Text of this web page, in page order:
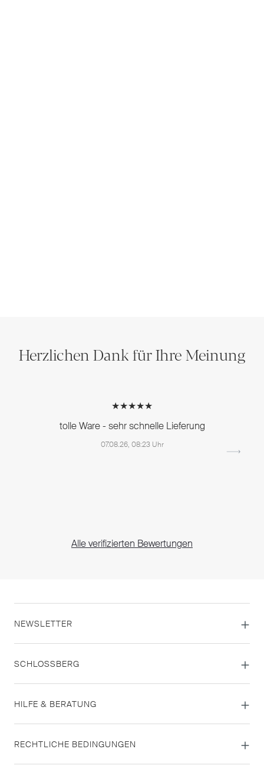
Herzlichen Dank für Ihre Meinung
★★★★★
tolle Ware - sehr schnelle Lieferung
07.08.26, 08:23 Uhr
Alle verifizierten Bewertungen
NEWSLETTER
SCHLOSSBERG
HILFE & BERATUNG
RECHTLICHE BEDINGUNGEN